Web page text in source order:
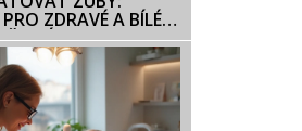
ZDRAVÉ A BÍLÉ